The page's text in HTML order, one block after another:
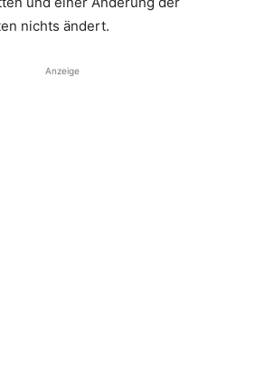
nichts ändert.
Anzeige